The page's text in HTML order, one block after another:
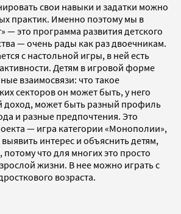
свои навыки и задатки можно
практик. Именно поэтому мы в
— это программа развития детского
— очень рады как раз двоечникам.
с настольной игры, в ней есть
Детям в игровой форме
взаимосвязи: что такое
секторов он может быть, у него
доход, может быть разный профиль
и разные предпочтения. Это
— игра категории «Монополии»,
интерес и объяснить детям,
потому что для многих это просто
жизни. В нее можно играть с
возраста.